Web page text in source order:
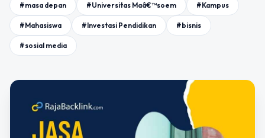
#masa depan #Universitas Maâ€™soem #Kampus
#Mahasiswa #Investasi Pendidikan #bisnis
#sosial media